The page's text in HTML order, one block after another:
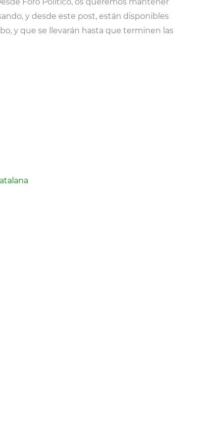
y desde este post, están disponibles
y que se llevarán hasta que terminen las